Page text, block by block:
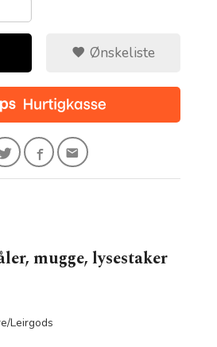
Ønskeliste
mugge, lysestaker
Leirgods